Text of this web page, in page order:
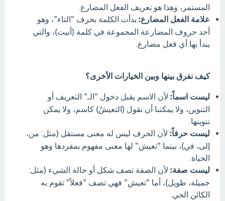
المستمر، وهذا هو تعريف الفعل المضارع.
علامة الفعل المضارع: بدأت الكلمة بحرف "التاء"، وهو
أحد حروف المضارعة المجموعة في كلمة (أنيت)، والتي
يبدأ بها أي فعل مضارع.
كيف نفرق بينها وبين الخيارات الأخرى؟
ليست اسماً: لأن الاسم يقبل دخول "الـ" التعريف أو
التنوين، ولا يمكننا أن نقول (التعيشُ) كاسم، ولا يمكن
تنوينها.
ليست حرفاً: لأن الحرف ليس له معنى مستقل (مثل: من،
إلى، في)، بينما "تعيش" لها معنى مفهوم بمفردها وهو
الحياة.
ليست صفة: لأن الصفة تصف شكل أو حالة الشيء (مثل:
جميلة، طويل)، أما "تعيش" فهي تصف "فعلاً" تقوم به
الكائن الحي.